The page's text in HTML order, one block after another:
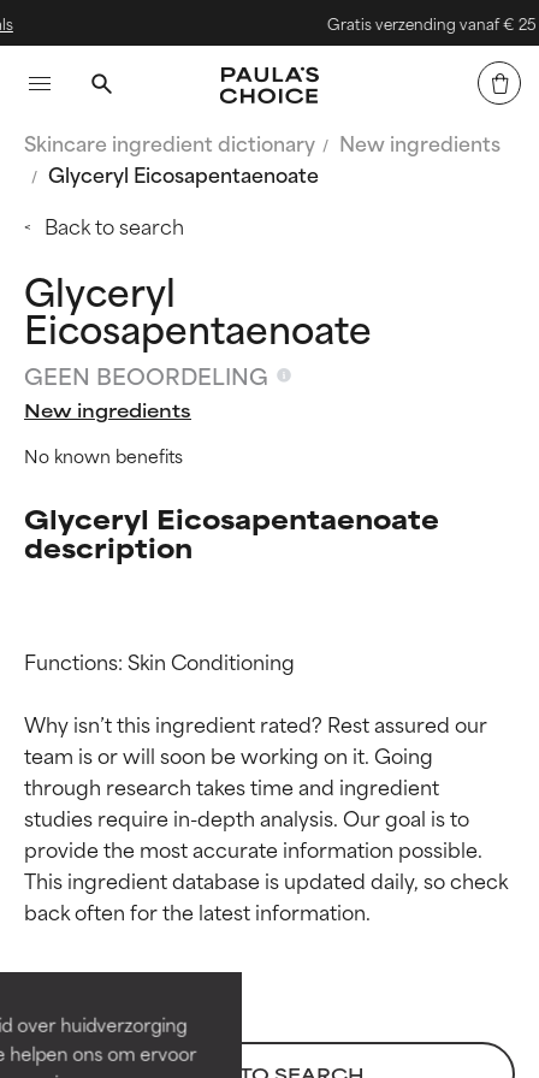
over huidverzorging
helpen ons om ervoor
Gratis verzending vanaf € 25
Skincare ingredient dictionary
New ingredients
Glyceryl Eicosapentaenoate
Back to search
Glyceryl
Eicosapentaenoate
GEEN BEOORDELING
New ingredients
No known benefits
Glyceryl Eicosapentaenoate
description
Functions: Skin Conditioning
Why isn’t this ingredient rated? Rest assured our
team is or will soon be working on it. Going
through research takes time and ingredient
studies require in-depth analysis. Our goal is to
provide the most accurate information possible.
This ingredient database is updated daily, so check
Beoordelingen van
ingrediënten
Bewezen en ondersteund door
onafhankelijk onderzoek.
Beoordelingen van
ingrediënten
Bewezen en ondersteund door
onafhankelijk onderzoek.